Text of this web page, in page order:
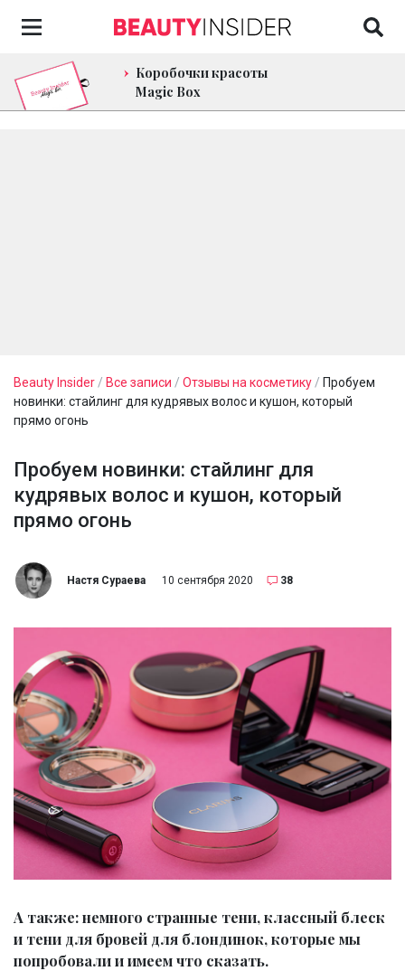
Коробочки красоты
Magic Box
Beauty Insider / Все записи / Отзывы на косметику / Пробуем
новинки: стайлинг для кудрявых волос и кушон, который
прямо огонь
Пробуем новинки: стайлинг для
кудрявых волос и кушон, который
прямо огонь
Настя Сураева 10 сентября 2020 38
А также: немного странные тени, классный блеск
и тени для бровей для блондинок, которые мы
попробовали и имеем что сказать.